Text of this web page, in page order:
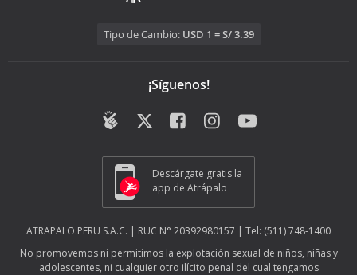
Tipo de Cambio: USD 1 = S/ 3.39
¡Síguenos!
Descárgate gratis la
app de Atrápalo
ATRAPALO.PERU S.A.C. | RUC N° 20392980157 | Tel: (511) 748-1400
No promovemos ni permitimos la explotación sexual de niños, niñas y
adolescentes, ni cualquier otro ilícito penal del cual tengamos